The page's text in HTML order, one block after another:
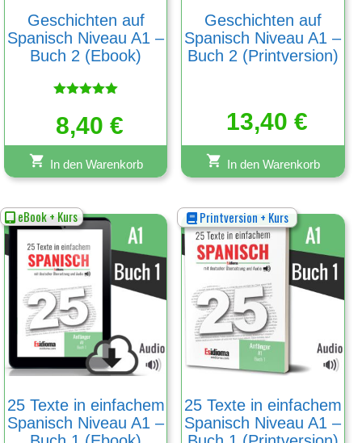
Geschichten auf
Spanisch Niveau A1 –
Buch 2 (Ebook)
mit
5.00
8,40€
In den Warenkorb
Geschichten auf
Spanisch Niveau A1 –
Buch 2 (Printversion)
13,40 €
In den Warenkorb
eBook + Kurs
25 Texte in einfachem
Spanisch Niveau A1 –
Printversion + Kurs
25 Texte in einfachem
Spanisch Niveau A1 –